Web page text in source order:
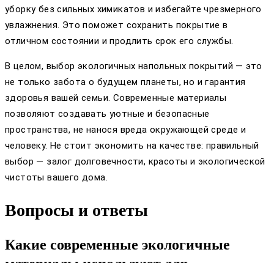
уборку без сильных химикатов и избегайте чрезмерного
увлажнения. Это поможет сохранить покрытие в
отличном состоянии и продлить срок его службы.
В целом, выбор экологичных напольных покрытий — это
не только забота о будущем планеты, но и гарантия
здоровья вашей семьи. Современные материалы
позволяют создавать уютные и безопасные
пространства, не нанося вреда окружающей среде и
человеку. Не стоит экономить на качестве: правильный
выбор — залог долговечности, красоты и экологической
чистоты вашего дома.
Вопросы и ответы
Какие современные экологичные